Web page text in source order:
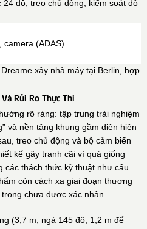
độ, treo chủ động, kiểm soát độ
camera (ADAS)
xây nhà máy tại Berlin, hợp
Rủi Ro Thực Thi
rõ ràng: tập trung trải nghiệm
và nền tảng khung gầm điện hiện
treo chủ động và bộ cảm biến
kế gây tranh cãi vì quá giống
các thách thức kỹ thuật như cấu
còn cách xa giai đoạn thương
chưa được xác nhận.
(3,7 m; ngả 145 độ; 1,2 m để